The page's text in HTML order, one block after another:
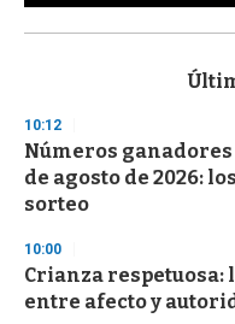
s
d
s
o
f
3
s
e
c
o
10:12
Números
de agosto de 2026:
sorteo
10:00
Crianza respetuosa:
entre afecto y